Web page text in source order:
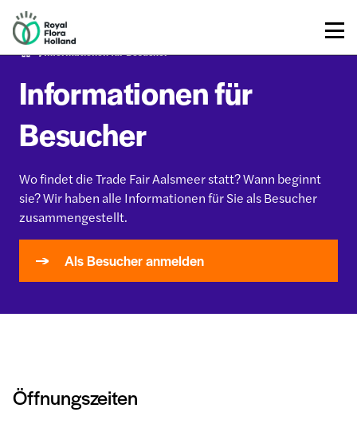
Ne
Informationen für Besucher
Informationen für
Besucher
Wo findet die Trade Fair Aalsmeer statt? Wann beginnt
sie? Wir haben alle Informationen für Sie als Besucher
zusammengestellt.
Als Besucher anmelden
Öffnungszeiten